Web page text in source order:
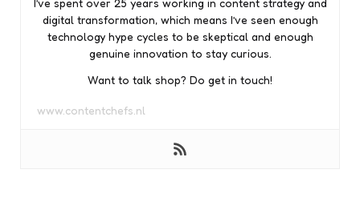
digital transformation, which means I’ve seen enough
technology hype cycles to be skeptical and enough
genuine innovation to stay curious.
Want to talk shop? Do get in touch!
www.contentchefs.nl